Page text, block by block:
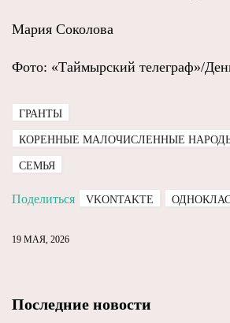
Мария Соколова
Фото: «Таймырский телеграф»/
ГРАНТЫ
КОРЕННЫЕ МАЛОЧИСЛЕННЫЕ
СЕМЬЯ
Поделиться VKONTAKTE
19 МАЯ, 2026
Последние новости